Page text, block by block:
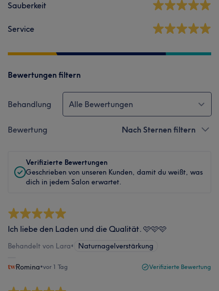
Sauberkeit
Service
Bewertungen filtern
Behandlung Alle Bewertungen
Bewertung Nach Sternen filtern
Verifizierte Bewertungen
Geschrieben von unseren Kunden, damit du weißt, was
dich in jedem Salon erwartet.
Ich liebe den Laden und die Qualität. 🩷🩷🩷
Behandelt von Lara• Naturnagelverstärkung
Romina•vor 1 Tag Verifizierte Bewertung